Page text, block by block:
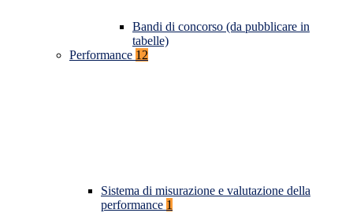
Bandi di concorso (da pubblicare in
tabelle)
Performance 12
Sistema di misurazione e valutazione della
performance 1